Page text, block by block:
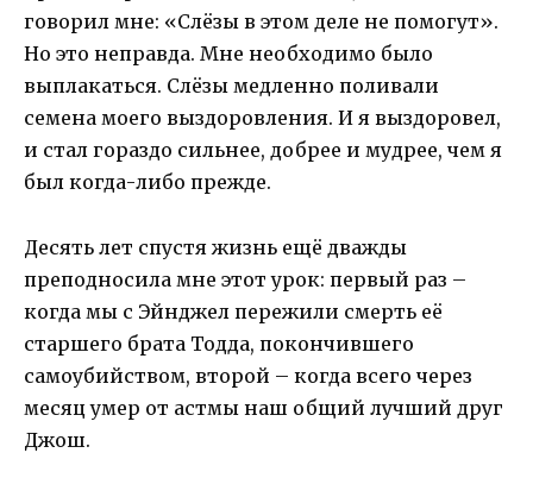
говорил мне: «Слёзы в этом деле не помогут».
Но это неправда. Мне необходимо было
выплакаться. Слёзы медленно поливали
семена моего выздоровления. И я выздоровел,
и стал гораздо сильнее, добрее и мудрее, чем я
был когда-либо прежде.
Десять лет спустя жизнь ещё дважды
преподносила мне этот урок: первый раз –
когда мы с Эйнджел пережили смерть её
старшего брата Тодда, покончившего
самоубийством, второй – когда всего через
месяц умер от астмы наш общий лучший друг
Джош.